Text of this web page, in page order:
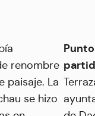
renombre
paisaje. La
se hizo